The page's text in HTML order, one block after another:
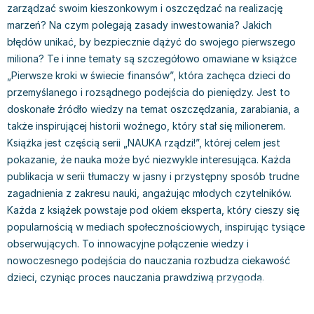
Książki: Prawo konstytucyjne
Książki: Prawo międzynarodowe
Książki: Prawo - orzecznictwo
Książki: Prawo pracy
Książki: Prawo Unii Europejskiej
Teksty aktów prawnych
Książki medyczne i naukowe
Chemia - książki
Książki o fizyce i astronomii
Geografia - książki
Inne
Książki do matematyki
Książki medyczne
Książki do nauk przyrodniczych
Technika, inżynieria, technologia - książki, podręczniki -
nauki ścisłe
Książki: Film, muzyka, teatr
Książki: Historia sztuki
Książki o architekturze
Książki: Sztuka użytkowa
Książki: Sztuki wizualne
Inne
Książki dla dzieci 3-5 lat
Książki: bajki dla dzieci 3-5 lat
Kolorowanki i książki do naklejania 3-5 lat
Książki do nauki języków obcych 3-5 lat
Książki do nauki pisania i liczenia 3-5 lat
Książki grające, z puzzlami i magnesami 3-5 lat
Kreatywne i aktywizujące książki dla dzieci 3-5 lat
Poznawanie świata dla dzieci 3-5 lat - książki
Książki o zainteresowaniach dla dzieci 3-5 lat
Książki dla dzieci 6-8 lat
Książki do nauki czytania 6-8 lat
Książki do nauki języków obcych 6-8 lat
Książki do nauki pisania i liczenia 6-8 lat
Kreatywne i aktywizujące książki dla dzieci 6-8 lat
Literatura dla dzieci 6-8 lat
Poznawanie świata dla dzieci 6-8 lat - książki
Książki: Zdrowie
Kuchnia i diety - książki
Autorskie książki kucharskie
Ciasta, desery, wypieki - książki
Diety, zdrowe żywienie - książki
Książki kucharskie
Kuchnia polska - książki
Napoje - książki
Książki: Poradniki
Inne
Książki: Dom, ogród - poradniki
Książki: Hobby - poradniki
Książki: Moda, uroda, savoir vivre - poradniki
Książki pamiątkowe
Pozostałe książki
Dean Koontz
Andrzej Sapkowski
Stephenie Meyer
Robert Ludlum
Maria Czubaszek
Nora Roberts
Katarzyna Grochola
Ewa Nowak
Robin Cook
Carlos Ruiz Zafon
Konrad Gaca
Jerzy Zięba
Jodi Picoult
Dorota Terakowska
Abbi Glines
zarządzać swoim kieszonkowym i oszczędzać na realizację
marzeń? Na czym polegają zasady inwestowania? Jakich
błędów unikać, by bezpiecznie dążyć do swojego pierwszego
miliona? Te i inne tematy są szczegółowo omawiane w książce
„Pierwsze kroki w świecie finansów”, która zachęca dzieci do
przemyślanego i rozsądnego podejścia do pieniędzy. Jest to
doskonałe źródło wiedzy na temat oszczędzania, zarabiania, a
także inspirującej historii woźnego, który stał się milionerem.
Książka jest częścią serii „NAUKA rządzi!”, której celem jest
pokazanie, że nauka może być niezwykle interesująca. Każda
publikacja w serii tłumaczy w jasny i przystępny sposób trudne
zagadnienia z zakresu nauki, angażując młodych czytelników.
Każda z książek powstaje pod okiem eksperta, który cieszy się
popularnością w mediach społecznościowych, inspirując tysiące
obserwujących. To innowacyjne połączenie wiedzy i
nowoczesnego podejścia do nauczania rozbudza ciekawość
dzieci, czyniąc proces nauczania prawdziwą przygodą.